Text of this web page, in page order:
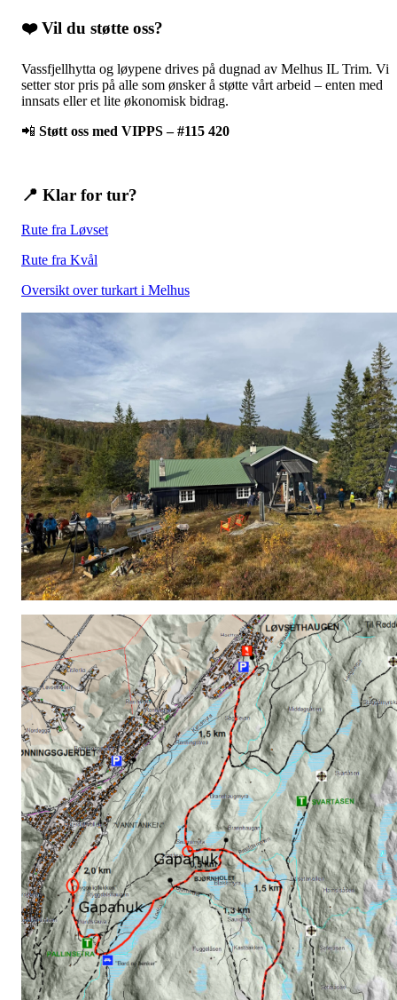
❤️ Vil du støtte oss?
Vassfjellhytta og løypene drives på dugnad av Melhus IL Trim. Vi
setter stor pris på alle som ønsker å støtte vårt arbeid – enten med
innsats eller et lite økonomisk bidrag.
📲 Støtt oss med VIPPS – #115 420
📍 Klar for tur?
Rute fra Løvset
Rute fra Kvål
Oversikt over turkart i Melhus